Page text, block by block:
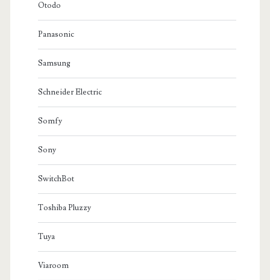
Otodo
Panasonic
Samsung
Schneider Electric
Somfy
Sony
SwitchBot
Toshiba Pluzzy
Tuya
Viaroom